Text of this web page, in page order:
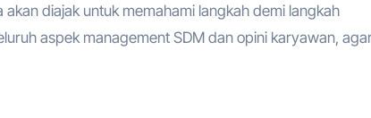
diajak untuk memahami langkah demi langkah
aspek management SDM dan opini karyawan,